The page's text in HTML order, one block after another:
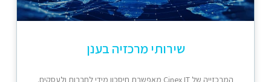
שירותי מרכזיה בענן